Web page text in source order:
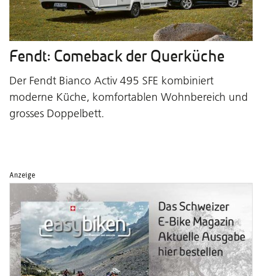
Fendt: Comeback der Querküche
Der Fendt Bianco Activ 495 SFE kombiniert
moderne Küche, komfortablen Wohnbereich und
grosses Doppelbett.
Anzeige